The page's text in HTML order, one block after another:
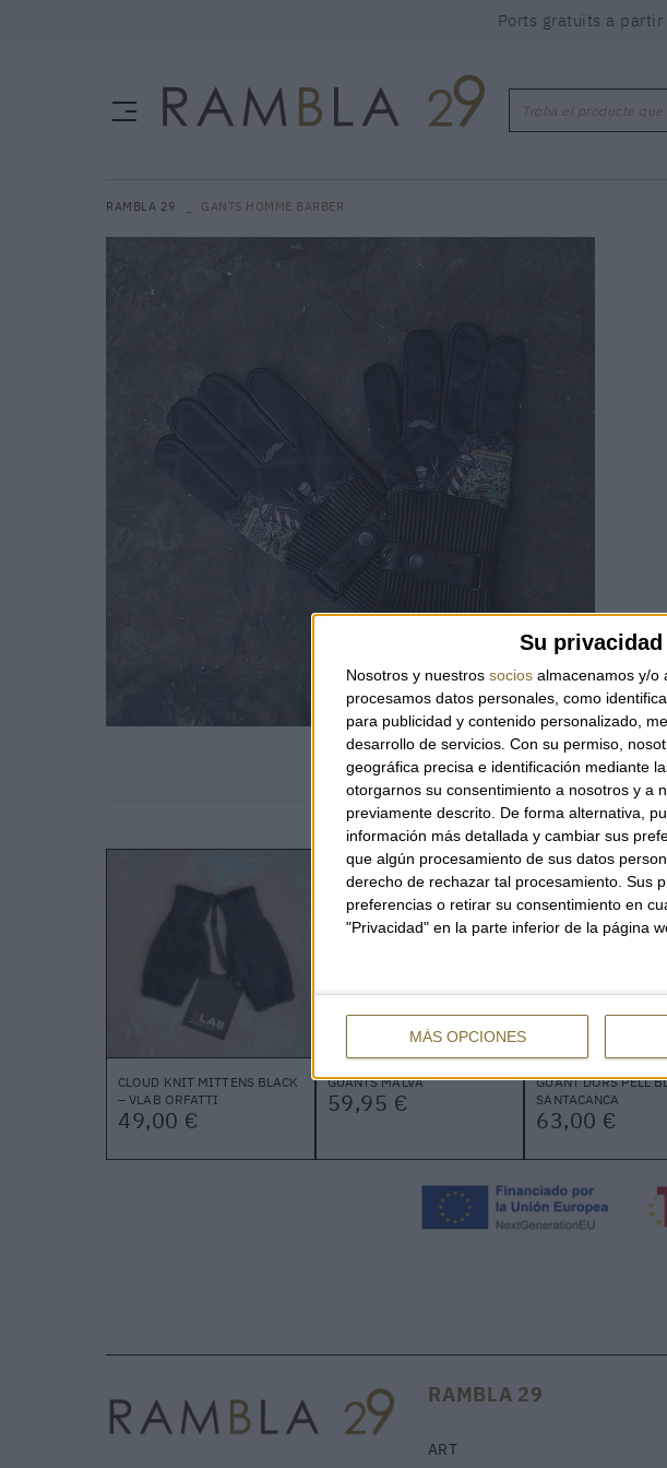
Su
Nosotros y nuestros socios almacenamos y/o
procesamos datos personales, como
para publicidad y contenido personalizado,
desarrollo de servicios. Con su permiso,
geográfica precisa e identificación mediante
otorgarnos su consentimiento a nosotros y a
previamente descrito. De forma alternativa,
información más detallada y cambiar sus
que algún procesamiento de sus datos
derecho de rechazar tal procesamiento. Sus
preferencias o retirar su consentimiento en
"Privacidad" en la parte inferior de la página
MÁS OPCIONES
Ports gratuïts a
Troba el producte
RAMBLA 29 GANTS HOMME BARBER
ALTRES
CLOUD KNIT MITTENS BLACK
– VLAB ORFATTI
49,00 €
GUANTS MALVA
59,95 €
GUANT DORS PELL
SANTACANCA
63,00 €
RAMBLA 29
ART